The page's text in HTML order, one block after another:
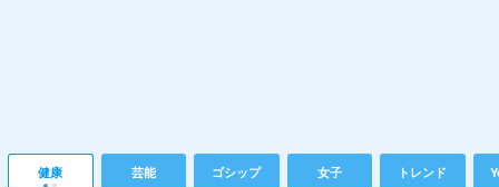
健康 芸能 ゴシップ 女子 トレンド